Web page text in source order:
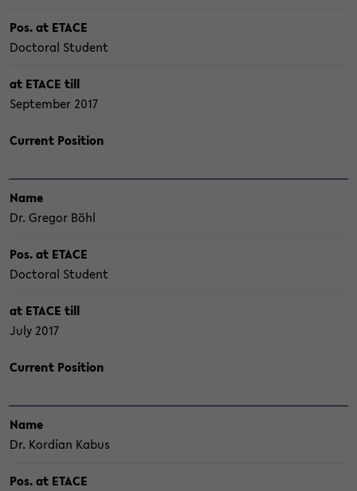
Pos. at ETACE
Doc­to­ral Stu­dent
at ETACE till
Sep­tem­ber 2017
Cur­rent Po­si­ti­on
Name
Dr. Gre­gor Böhl
Pos. at ETACE
Doc­to­ral Stu­dent
at ETACE till
July 2017
Cur­rent Po­si­ti­on
Name
Dr. Kor­di­an Kabus
Pos. at ETACE